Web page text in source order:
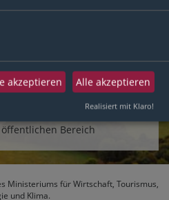
Bereich
Ministeriums für Wirtschaft, Tourismus,
und Klima.
akzeptieren Alle akzeptieren
Realisiert mit Klaro!